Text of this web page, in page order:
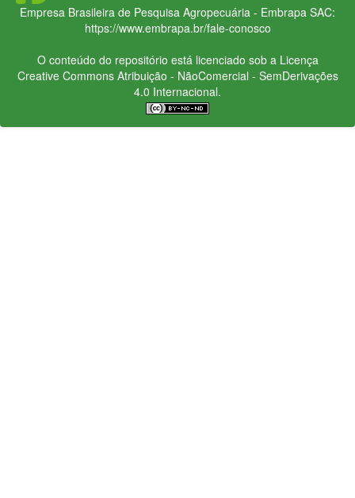
Empresa Brasileira de Pesquisa Agropecuária - Embrapa SAC:
https://www.embrapa.br/fale-conosco
O conteúdo do repositório está licenciado sob a Licença
Creative CommonsAtribuição - NãoComercial - SemDerivações
4.0 Internacional.